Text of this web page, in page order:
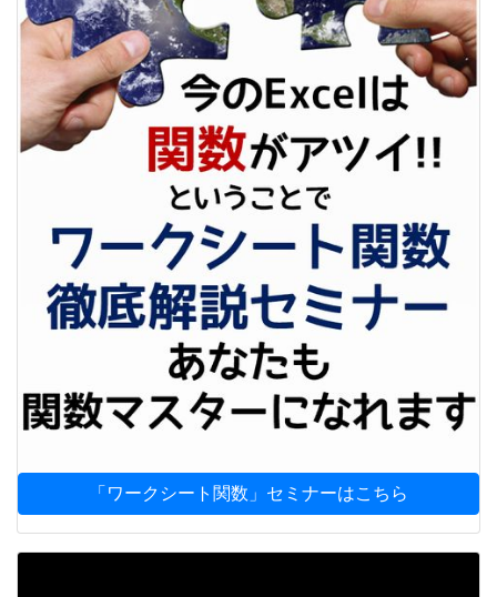
「ワークシート関数」セミナーはこちら